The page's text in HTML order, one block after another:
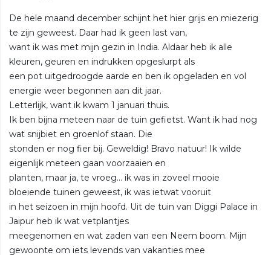
De hele maand december schijnt het hier grijs en miezerig
te zijn geweest. Daar had ik geen last van,
want ik was met mijn gezin in India. Aldaar heb ik alle
kleuren, geuren en indrukken opgeslurpt als
een pot uitgedroogde aarde en ben ik opgeladen en vol
energie weer begonnen aan dit jaar.
Letterlijk, want ik kwam 1 januari thuis.
Ik ben bijna meteen naar de tuin gefietst. Want ik had nog
wat snijbiet en groenlof staan. Die
stonden er nog fier bij. Geweldig! Bravo natuur! Ik wilde
eigenlijk meteen gaan voorzaaien en
planten, maar ja, te vroeg… ik was in zoveel mooie
bloeiende tuinen geweest, ik was ietwat vooruit
in het seizoen in mijn hoofd. Uit de tuin van Diggi Palace in
Jaipur heb ik wat vetplantjes
meegenomen en wat zaden van een Neem boom. Mijn
gewoonte om iets levends van vakanties mee